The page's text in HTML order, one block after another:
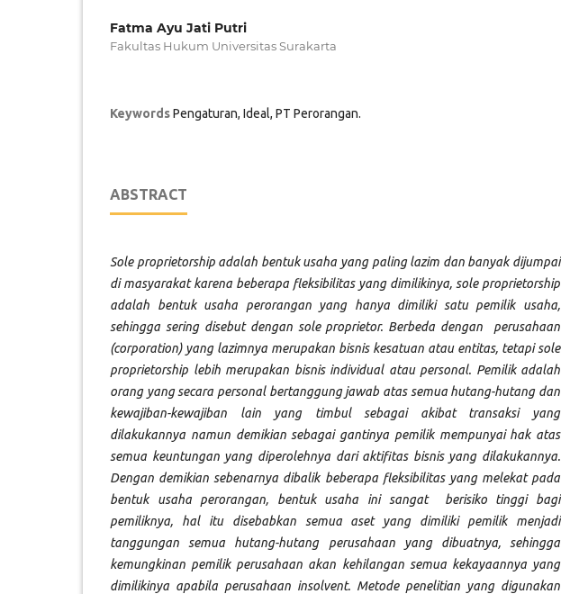
Fatma Ayu Jati Putri
Fakultas Hukum Universitas Surakarta
KeywordsPengaturan, Ideal, PT Perorangan.
ABSTRACT
Sole proprietorship adalah bentuk usaha yang paling lazim dan banyak dijumpai
di masyarakat karena beberapa fleksibilitas yang dimilikinya, sole proprietorship
adalah bentuk usaha perorangan yang hanya dimiliki satu pemilik usaha,
sehingga sering disebut dengan sole proprietor. Berbeda dengan perusahaan
(corporation) yang lazimnya merupakan bisnis kesatuan atau entitas, tetapi sole
proprietorship lebih merupakan bisnis individual atau personal. Pemilik adalah
orang yang secara personal bertanggung jawab atas semua hutang-hutang dan
kewajiban-kewajiban lain yang timbul sebagai akibat transaksi yang
dilakukannya namun demikian sebagai gantinya pemilik mempunyai hak atas
semua keuntungan yang diperolehnya dari aktifitas bisnis yang dilakukannya.
Dengan demikian sebenarnya dibalik beberapa fleksibilitas yang melekat pada
bentuk usaha perorangan, bentuk usaha ini sangat berisiko tinggi bagi
pemiliknya, hal itu disebabkan semua aset yang dimiliki pemilik menjadi
tanggungan semua hutang-hutang perusahaan yang dibuatnya, sehingga
kemungkinan pemilik perusahaan akan kehilangan semua kekayaannya yang
dimilikinya apabila perusahaan insolvent. Metode penelitian yang digunakan